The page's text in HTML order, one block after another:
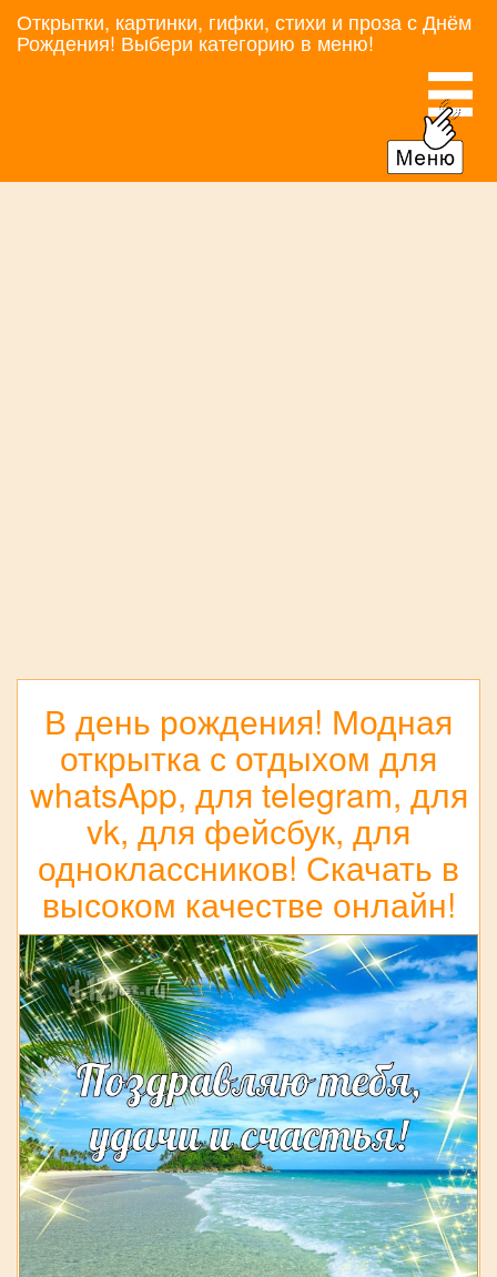
Открытки, картинки, гифки, стихи и проза с Днём
Рождения! Выбери категорию в меню!
В день рождения! Модная
открытка с отдыхом для
whatsApp, для telegram, для
vk, для фейсбук, для
одноклассников! Скачать в
высоком качестве онлайн!